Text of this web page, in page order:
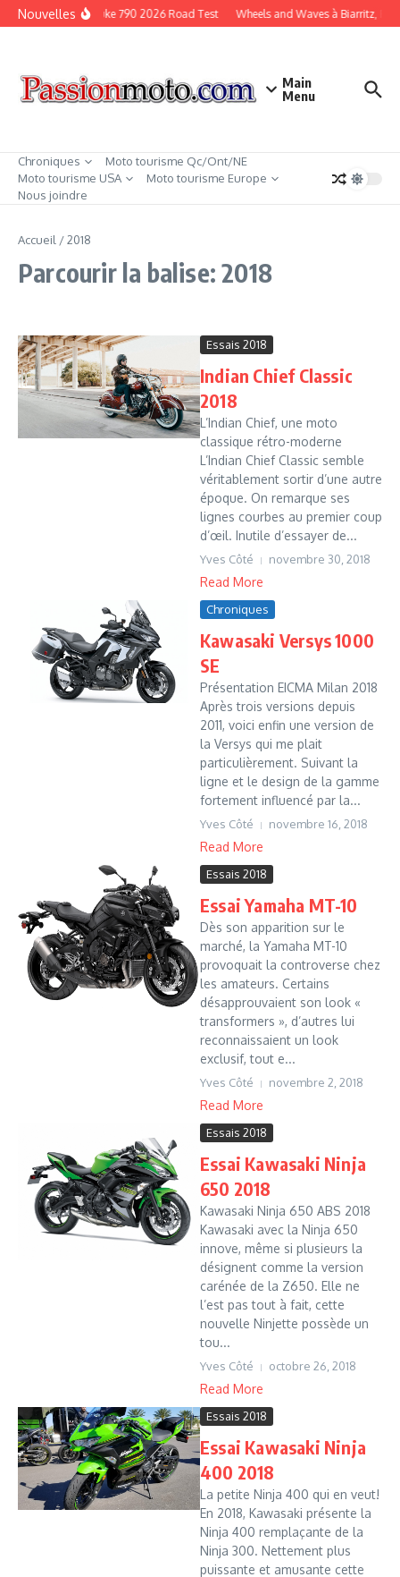
Aller au contenu
NouvellesKTM Duke 790 2026 Road Test Wheels and Waves à Biarritz,
Main
Menu
Chroniques
Moto tourisme Qc/Ont/NE
Moto tourisme USA
Moto tourisme Europe
Nous joindre
Accueil /2018
Parcourir la balise: 2018
Essais 2018
Indian Chief Classic
2018
L’Indian Chief, une moto
classique rétro-moderne
L’Indian Chief Classic semble
véritablement sortir d’une autre
époque. On remarque ses
lignes courbes au premier coup
d’œil. Inutile d’essayer de...
Yves Côté novembre 30, 2018
Read More
Chroniques
Kawasaki Versys 1000
SE
Présentation EICMA Milan 2018
Après trois versions depuis
2011, voici enfin une version de
la Versys qui me plait
particulièrement. Suivant la
ligne et le design de la gamme
fortement influencé par la...
Yves Côté novembre 16, 2018
Read More
Essais 2018
Essai Yamaha MT-10
Dès son apparition sur le
marché, la Yamaha MT-10
provoquait la controverse chez
les amateurs. Certains
désapprouvaient son look «
transformers », d’autres lui
reconnaissaient un look
exclusif, tout e...
Yves Côté novembre 2, 2018
Read More
Essais 2018
Essai Kawasaki Ninja
650 2018
Kawasaki Ninja 650 ABS 2018
Kawasaki avec la Ninja 650
innove, même si plusieurs la
désignent comme la version
carénée de la Z650. Elle ne
l’est pas tout à fait, cette
nouvelle Ninjette possède un
tou...
Yves Côté octobre 26, 2018
Read More
Essais 2018
Essai Kawasaki Ninja
400 2018
La petite Ninja 400 qui en veut!
En 2018, Kawasaki présente la
Ninja 400 remplaçante de la
Ninja 300. Nettement plus
puissante et amusante cette